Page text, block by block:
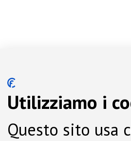
Utilizziamo i
Questo sito usa